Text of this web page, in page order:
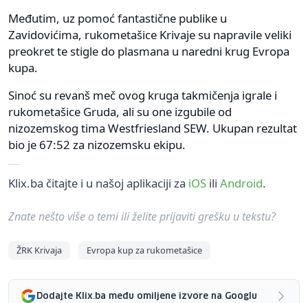
Međutim, uz pomoć fantastične publike u
Zavidovićima, rukometašice Krivaje su napravile veliki
preokret te stigle do plasmana u naredni krug Evropa
kupa.
Sinoć su revanš meč ovog kruga takmičenja igrale i
rukometašice Gruda, ali su one izgubile od
nizozemskog tima Westfriesland SEW. Ukupan rezultat
bio je 67:52 za nizozemsku ekipu.
Klix.ba čitajte i u našoj aplikaciji za iOS ili Android.
Znate nešto više o temi ili želite prijaviti grešku u tekstu?
ŽRK Krivaja Evropa kup za rukometašice
Dodajte Klix.ba među omiljene izvore na Googlu